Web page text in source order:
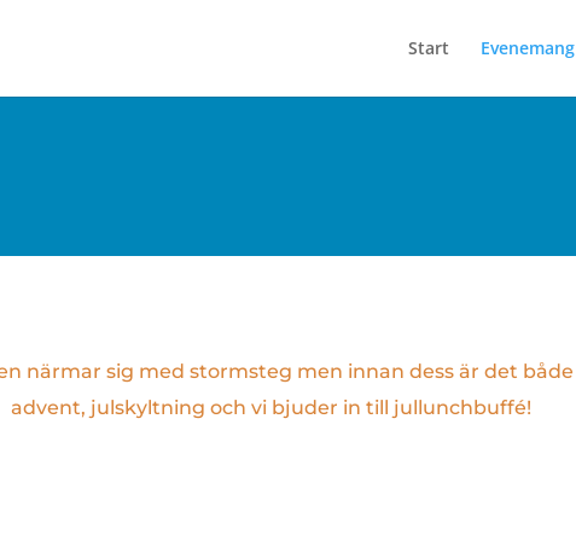
Start Evenemang
närmar sig med stormsteg men innan dess är det både
advent, julskyltning och vi bjuder in till jullunchbuffé!